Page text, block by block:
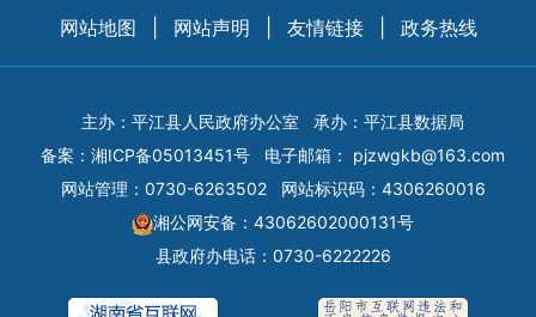
网站地图 网站声明 友情链接 政务热线
主办：平江县人民政府办公室
承办：平江县数据局
备案： 湘ICP备05013451号 电子邮箱： pjzwgkb@163.com
网站管理：0730-6263502
网站标识码：4306260016
湘公网安备：43062602000131号
县政府办电话：0730-6222226